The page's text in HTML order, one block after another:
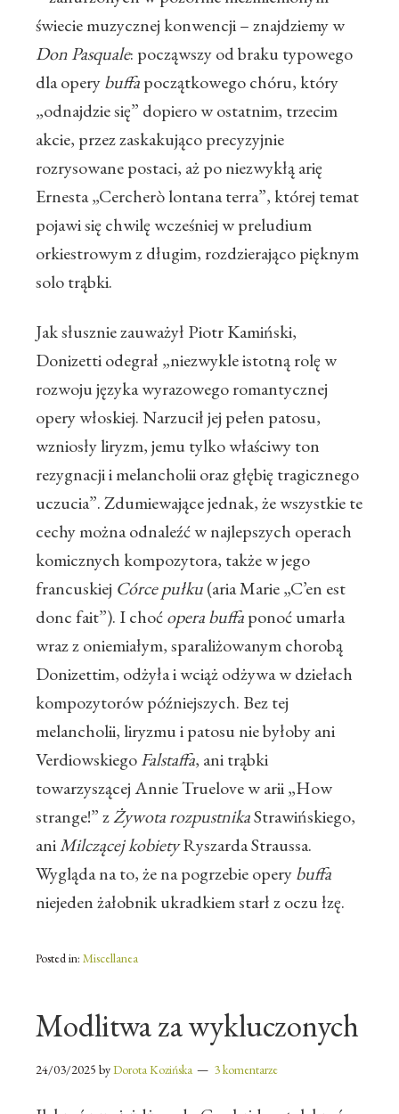
świecie muzycznej konwencji – znajdziemy w
Don Pasquale: począwszy od braku typowego
dla operybuffapoczątkowego chóru, który
„odnajdzie się” dopiero w ostatnim, trzecim
akcie, przez zaskakująco precyzyjnie
rozrysowane postaci, aż po niezwykłą arię
Ernesta „Cercherò lontana terra”, której temat
pojawi się chwilę wcześniej w preludium
orkiestrowym z długim, rozdzierająco pięknym
solo trąbki.
Jak słusznie zauważył Piotr Kamiński,
Donizetti odegrał „niezwykle istotną rolę w
rozwoju języka wyrazowego romantycznej
opery włoskiej. Narzucił jej pełen patosu,
wzniosły liryzm, jemu tylko właściwy ton
rezygnacji i melancholii oraz głębię tragicznego
uczucia”. Zdumiewające jednak, że wszystkie te
cechy można odnaleźć w najlepszych operach
komicznych kompozytora, także w jego
francuskiej Córce pułku(aria Marie „C’en est
donc fait”). I choćopera buffaponoć umarła
wraz z oniemiałym, sparaliżowanym chorobą
Donizettim, odżyła i wciąż odżywa w dziełach
kompozytorów późniejszych. Bez tej
melancholii, liryzmu i patosu nie byłoby ani
VerdiowskiegoFalstaffa, ani trąbki
towarzyszącej Annie Truelove w arii „How
strange!” zŻywota rozpustnikaStrawińskiego,
aniMilczącej kobietyRyszarda Straussa.
Wygląda na to, że na pogrzebie operybuffa
niejeden żałobnik ukradkiem starł z oczu łzę.
Posted in: Miscellanea
Modlitwa za wykluczonych
24/03/2025 byDorota Kozińska 3 komentarze